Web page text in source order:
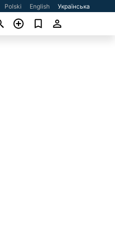
Polski English Українська